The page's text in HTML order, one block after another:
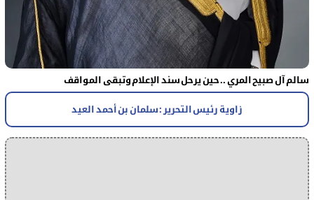
سالم آل صبيح المري .. حين يرحل سند الإعلام وتبقى المواقف
زاوية رئيس التحرير : سلمان بن أحمد العيد